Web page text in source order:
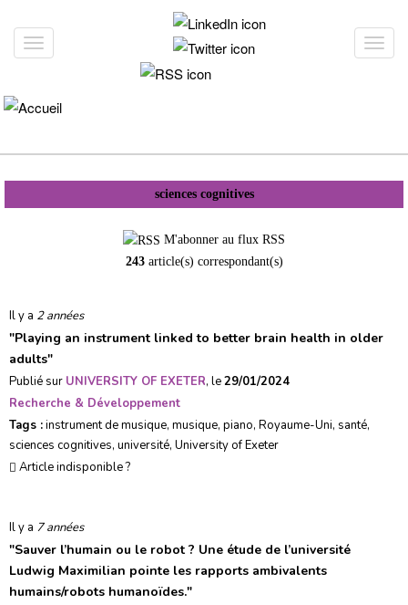
au
contenuToggle
sciences cognitives
M'abonner au flux RSS
243article(s) correspondant(s)
Il y a 2 années
"Playing an instrument linked to better brain health in older
adults"
Publié sur UNIVERSITY OF EXETER, le29/01/2024
Recherche & Développement
Tags :instrument de musique, musique, piano, Royaume-Uni, santé,
sciences cognitives, université, University of Exeter
Article indisponible ?
Il y a 7 années
"Sauver l’humain ou le robot ? Une étude de l’université
Ludwig Maximilian pointe les rapports ambivalents
humains/robots humanoïdes."